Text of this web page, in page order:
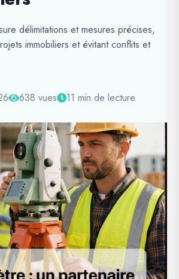
délimitations et mesures précises,
immobiliers et évitant conflits et
638 vues 11 min de lecture